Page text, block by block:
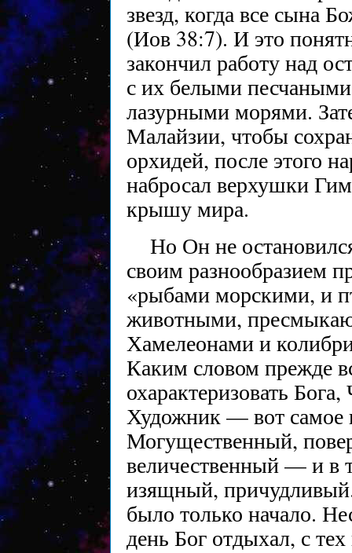
звезд, когда все сына
(Иов 38:7). И это
закончил работу над
с их белыми
лазурными морями.
Малайзии, чтобы
орхидей, после этого
набросал верхушки
крышу мира.
Но Он не
своим разнообразием
«рыбами морскими, и
животными,
Хамелеонами и
Каким словом прежде
охарактеризовать
Художник — вот самое
Могущественный,
величественный — и в
изящный,
было только начало.
день Бог отдыхал, с